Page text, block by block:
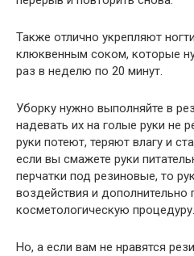
Также отлично укрепляют
клюквенным соком, которые
раз в неделю по 20 минут.
Уборку нужно выполняйте в
надевать их на голые руки не
руки потеют, теряют влагу и
если вы смажете руки
перчатки под резиновые, то
воздействия и дополнительно
косметологическую процедуру.
Но, а если вам не нравятся